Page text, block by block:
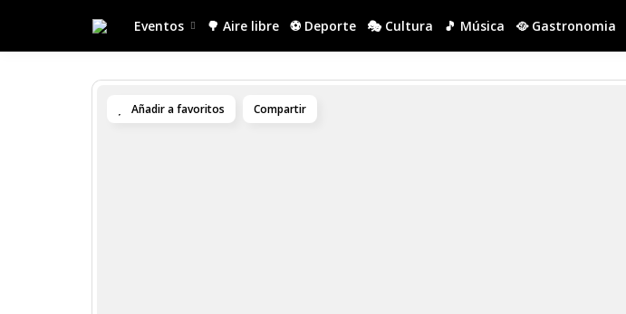
Eventos 🌳 Aire libre ⚽ Deporte 🎭 Cultura 🎵 Música 🥘 Gastronomia
Añadir a favoritos Compartir